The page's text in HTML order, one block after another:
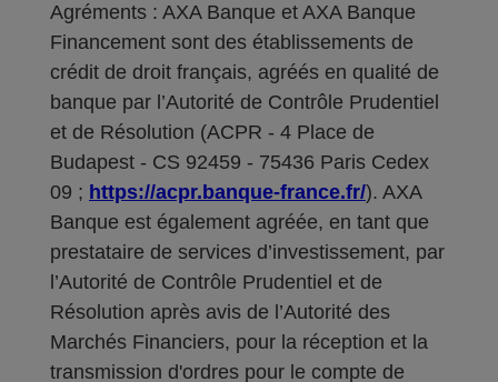
Agréments : AXA Banque et AXA Banque
Financement sont des établissements de
crédit de droit français, agréés en qualité de
banque par l’Autorité de Contrôle Prudentiel
et de Résolution (ACPR - 4 Place de
Budapest - CS 92459 - 75436 Paris Cedex
09 ; https://acpr.banque-france.fr/). AXA
Banque est également agréée, en tant que
prestataire de services d’investissement, par
l’Autorité de Contrôle Prudentiel et de
Résolution après avis de l’Autorité des
Marchés Financiers, pour la réception et la
transmission d'ordres pour le compte de